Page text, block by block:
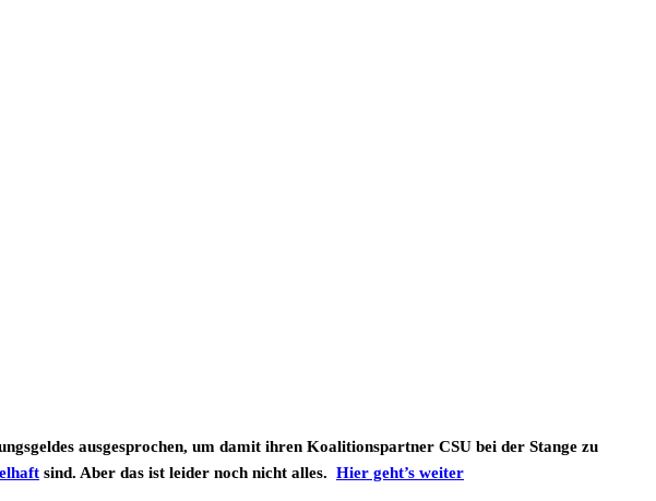
ausgesprochen, um damit ihren Koalitionspartner CSU bei der Stange zu
sind. Aber das ist leider noch nicht alles. Hier geht’s weiter